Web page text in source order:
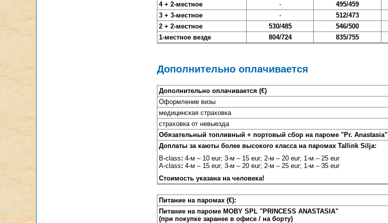
4 + 2-местное - 495/459
3 + 3-местное
- 512/473
2 + 2-местное
530/485 546/500
1-местное везде
804/724 835/755
Дополнительно оплачивается
Дополнительно оплачивается (€)
Оформление визы
медицинская страховка
страховка от невыезда
Обязательный топливный + портовый сбор на пароме "Pr. Anastasia"
Доплаты за каюты более высокого класса на паромах Tallink Silja:
В-class: 4-м – 10 eur; 3-м – 15 eur; 2-м – 20 eur; 1-м – 25 eur
А-class: 4-м – 15 eur; 3-м – 20 eur; 2-м – 25 eur; 1-м – 35 eur
Стоимость указана на человека!
Питание на паромах (€):
Питание на пароме MOBY SPL "PRINCESS ANASTASIA"
(при покупке заранее в офисе / на борту)